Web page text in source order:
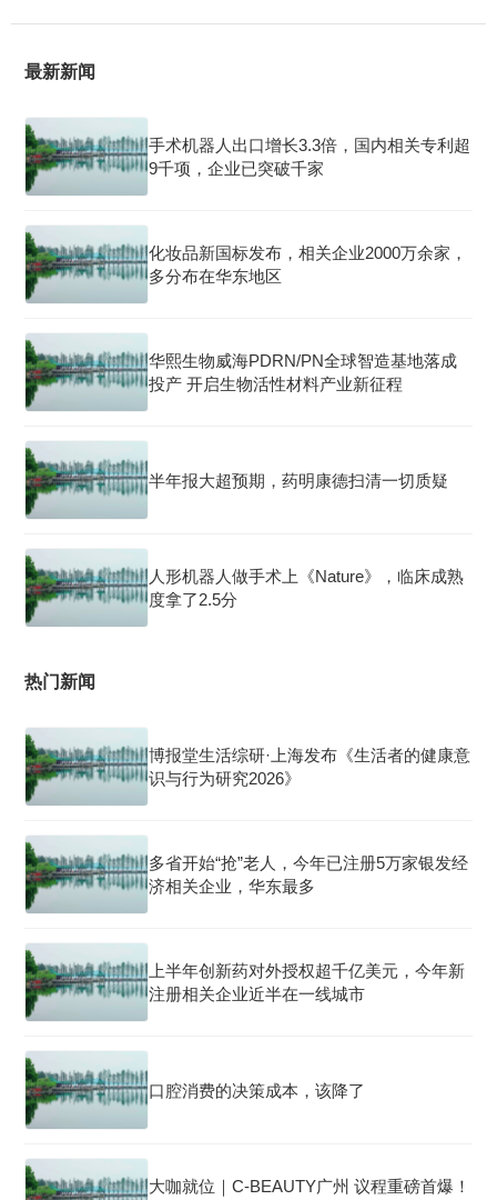
最新新闻
手术机器人出口增长3.3倍，国内相关专利超
9千项，企业已突破千家
化妆品新国标发布，相关企业2000万余家，
多分布在华东地区
华熙生物威海PDRN/PN全球智造基地落成
投产 开启生物活性材料产业新征程
半年报大超预期，药明康德扫清一切质疑
人形机器人做手术上《Nature》，临床成熟
度拿了2.5分
热门新闻
博报堂生活综研·上海发布《生活者的健康意
识与行为研究2026》
多省开始“抢”老人，今年已注册5万家银发经
济相关企业，华东最多
上半年创新药对外授权超千亿美元，今年新
注册相关企业近半在一线城市
口腔消费的决策成本，该降了
大咖就位｜C-BEAUTY广州 议程重磅首爆！